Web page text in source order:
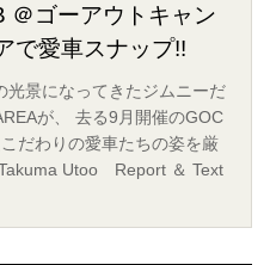
＠ゴーアウトキャン
で愛車スナップ!!
光景になってきたジムニーだ
が、 去る9月開催のGOC
だわりの愛車たちの姿を厳
Utoo Report ＆ Text